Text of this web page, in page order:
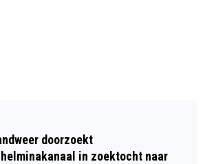
PARKFEEST 2026
WAAR
KLAAR VOOR
doorzoekt
in zoektocht naar